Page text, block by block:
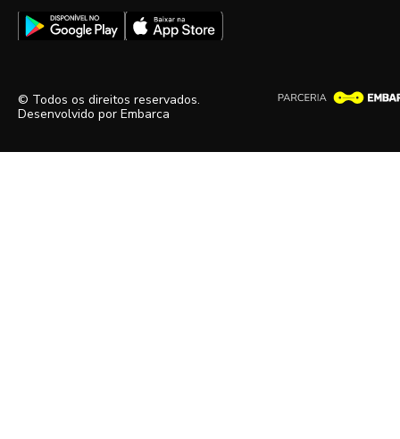
© Todos os direitos reservados.
Desenvolvido por Embarca